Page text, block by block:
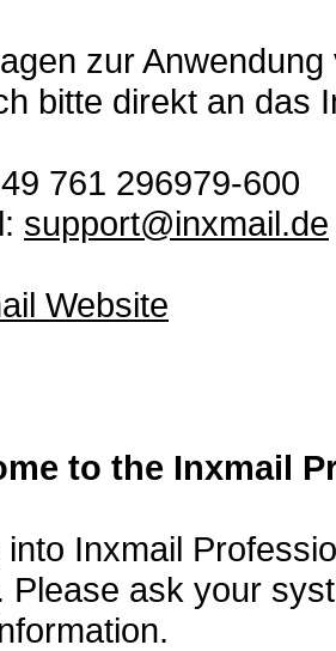
zur
bitte direkt an das
761 296979-600
support@inxmail.de
Website
to the Inxmail
into Inxmail
Please ask your